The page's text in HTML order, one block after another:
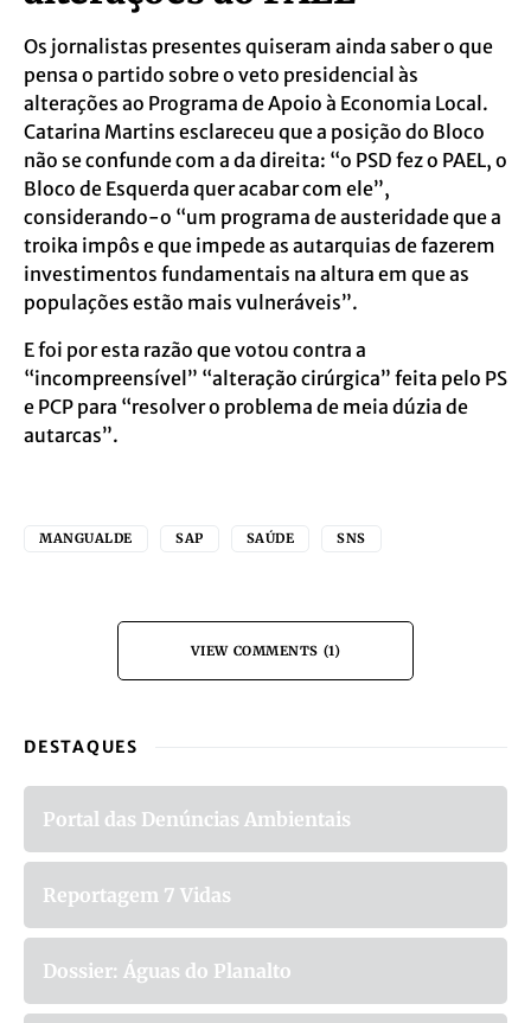
Os jornalistas presentes quiseram ainda saber o que
pensa o partido sobre o veto presidencial às
alterações ao Programa de Apoio à Economia Local.
Catarina Martins esclareceu que a posição do Bloco
não se confunde com a da direita: “o PSD fez o PAEL, o
Bloco de Esquerda quer acabar com ele”,
considerando-o “um programa de austeridade que a
troika impôs e que impede as autarquias de fazerem
investimentos fundamentais na altura em que as
populações estão mais vulneráveis”.
E foi por esta razão que votou contra a
“incompreensível” “alteração cirúrgica” feita pelo PS
e PCP para “resolver o problema de meia dúzia de
autarcas”.
MANGUALDE SAP SAÚDE SNS
VIEW COMMENTS (1)
DESTAQUES
Portal das Denúncias Ambientais
Reportagem 7 Vidas
Dossier: Águas do Planalto